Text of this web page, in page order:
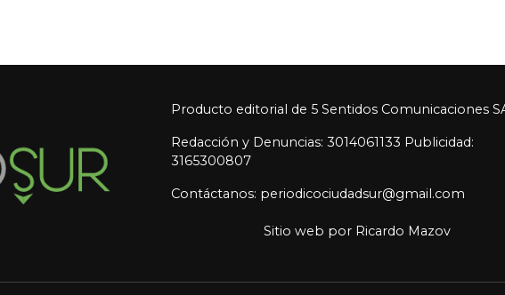
Redacción y Denuncias: 3014061133 Publicidad:
Contáctanos: periodicociudadsur@gmail.com
Sitio web por Ricardo Mazov
© 2026 CiudadSur. Todos los derechos reservados.